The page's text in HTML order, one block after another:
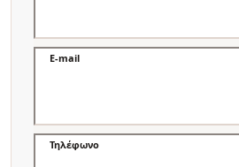
E-mail
Τηλέφωνο